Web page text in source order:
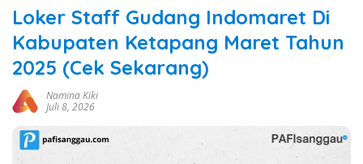
Loker Staff Gudang Indomaret Di
Kabupaten Ketapang Maret Tahun
2025 (Cek Sekarang)
Namina Kiki
Juli 8, 2026